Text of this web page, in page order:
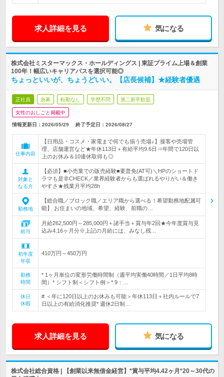
求人詳細を見る 気になる
株式会社ミスターマックス・ホールディングス | 東証プライム上場＆創業
100年！幅広いキャリアパスを選択可能◎
ちょっといいが、ちょうどいい。【店長候補】★経験者優遇
正社員 急募 転勤なし 学歴不問 第二新卒歓迎
女性のおしごと掲載中
情報更新日：2026/05/29 終了予定日： 2026/08/27
仕事内容
【日用品・コスメ・家電まで何でも揃う売場♪】接客や売場管
理、店舗運営など★年休113日＋有給平均9.6日⇒年間で120日以
上のお休み＆10連休取得も◎
対象と
なる方
【必須】■小売業での販売経験■要普免(AT可)＼HPのショートド
ラマも是非CHECK／業界経験者からも選ばれるやりがい＆働き
やすさ★残業月平均28h
勤務地
【総合職／ブロック職／エリア職から選べる！希望勤務地配属可
能】 お住まいの地域、希望、経験、前職の…
給与
月給262,500円～285,000円＋諸手当＋賞与年2回★今年度賞与見
込み4.16ヶ月分※上記の月給には、みなし残…
初年度
年収
410万円～450万円
勤務
時間
* 1ヶ月単位の変形労働時間制（週平均実働40時間／1日平均8時
間）* シフト制＜シフト例＞* 9：…
休日
休暇
# ＜年に120日以上のお休みも可能＞年休113日＋社内ルールで7
日以上の有給消化推奨* 週休2日制…
求人詳細を見る 気になる
株式会社総合資格 | 【創業以来無借金経営】*賞与平均4.42ヶ月*20～30代の